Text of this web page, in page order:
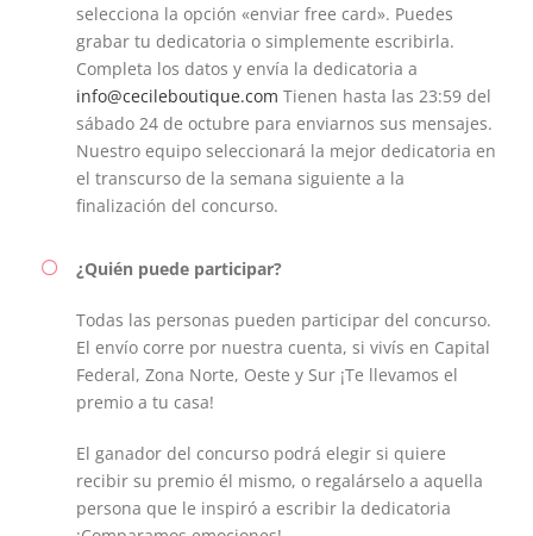
selecciona la opción «enviar free card». Puedes
grabar tu dedicatoria o simplemente escribirla.
Completa los datos y envía la dedicatoria a
info@cecileboutique.com Tienen hasta las 23:59 del
sábado 24 de octubre para enviarnos sus mensajes.
Nuestro equipo seleccionará la mejor dedicatoria en
el transcurso de la semana siguiente a la
finalización del concurso.
¿Quién puede participar?
Todas las personas pueden participar del concurso.
El envío corre por nuestra cuenta, si vivís en Capital
Federal, Zona Norte, Oeste y Sur ¡Te llevamos el
premio a tu casa!
El ganador del concurso podrá elegir si quiere
recibir su premio él mismo, o regalárselo a aquella
persona que le inspiró a escribir la dedicatoria